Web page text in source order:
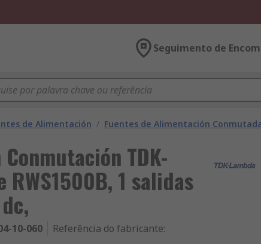
Seguimento de
de Alimentación / Fuentes de Alimentación
TDK-
RWS1500B, 1 salidas
10-060 Referência do fabricante: